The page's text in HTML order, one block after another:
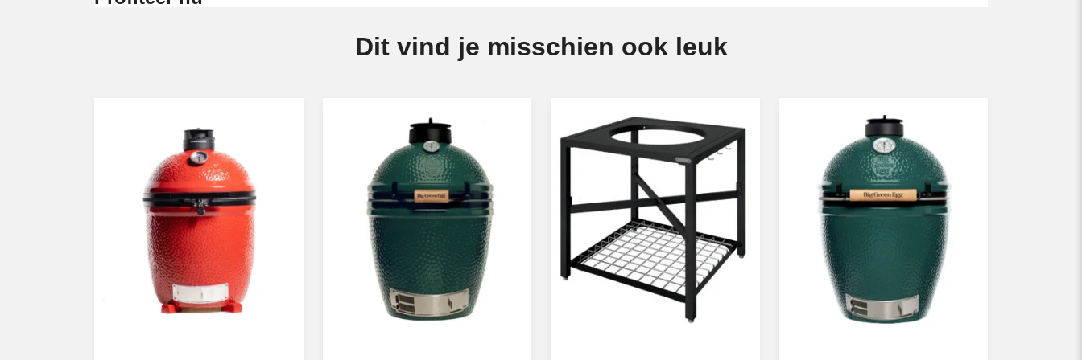
Aantal personen: van 15 tot 30
Verkrijgbaar: in de versies top, top + basis, top + tafel
hier wat Alfa Forni zo uniek maakt!
Accessoires voor je pizzaoven kopen? Bij BBQ Met Rogier kan het
Voldoet dit opbouw model nu al aan je verwachtingen, maar wil je weten wat er nog allemaal mogelijk is? Ontdek dan de vele accessoires van hetzelfde
merk, zoals de Kit Pizzabakker, waartoe talloze handige tools behoren. Denk maar aan pizzaschepjes, een paar handschoenen, een keukenschort en zelfs
een leuke pizzaroller. Alles wat je nodig hebt voor professioneel pizza bakken.
Dit vind je misschien ook leuk